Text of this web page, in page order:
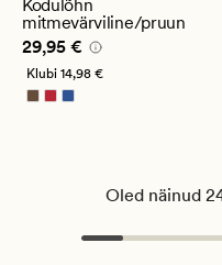
Kodulõhn
mitmevärviline/pruun
Pris_ee 29,95 €
29,95 €
Klubi 14,98 €
Oled näinud